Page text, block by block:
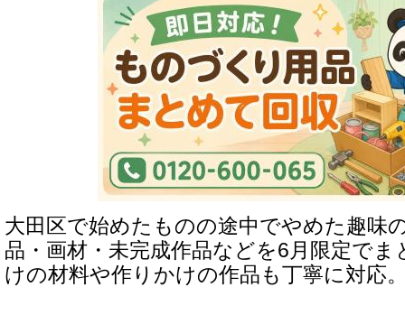
大田区で始めたものの途中でやめた趣味
品・画材・未完成作品などを6月限定で
けの材料や作りかけの作品も丁寧に対応